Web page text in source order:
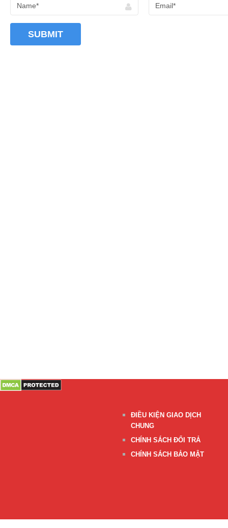
ĐIỀU KIỆN GIAO DỊCH
CHUNG
CHÍNH SÁCH ĐỔI TRẢ
CHÍNH SÁCH BẢO MẬT